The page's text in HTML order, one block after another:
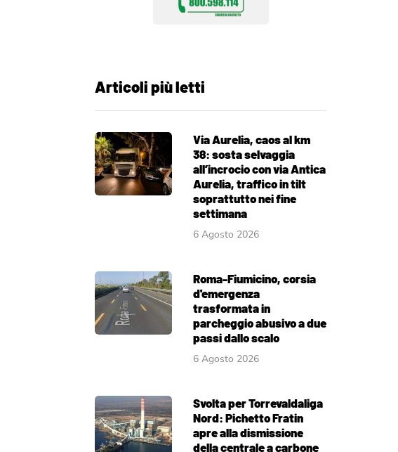
Articoli più letti
Via Aurelia, caos al km
38: sosta selvaggia
all’incrocio con via Antica
Aurelia, traffico in tilt
soprattutto nei fine
settimana
6 Agosto 2026
Roma-Fiumicino, corsia
d'emergenza
trasformata in
parcheggio abusivo a due
passi dallo scalo
6 Agosto 2026
Svolta per Torrevaldaliga
Nord: Pichetto Fratin
apre alla dismissione
della centrale a carbone